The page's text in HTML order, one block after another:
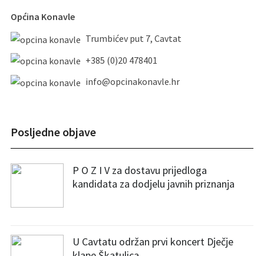
Općina Konavle
Trumbićev put 7, Cavtat
+385 (0)20 478401
info@opcinakonavle.hr
Posljedne objave
P O Z I V za dostavu prijedloga
kandidata za dodjelu javnih priznanja
U Cavtatu održan prvi koncert Dječje